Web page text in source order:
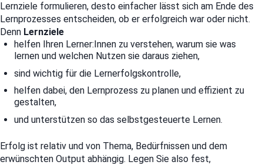
Lernziele formulieren, desto einfacher lässt sich am Ende des
Lernprozesses entscheiden, ob er erfolgreich war oder nicht.
Denn Lernziele
helfen Ihren Lerner:Innen zu verstehen, warum sie was
lernen und welchen Nutzen sie daraus ziehen,
sind wichtig für die Lernerfolgskontrolle,
helfen dabei, den Lernprozess zu planen und effizient zu
gestalten,
und unterstützen so das selbstgesteuerte Lernen.
Erfolg ist relativ und von Thema, Bedürfnissen und dem
erwünschten Output abhängig. Legen Sie also fest,